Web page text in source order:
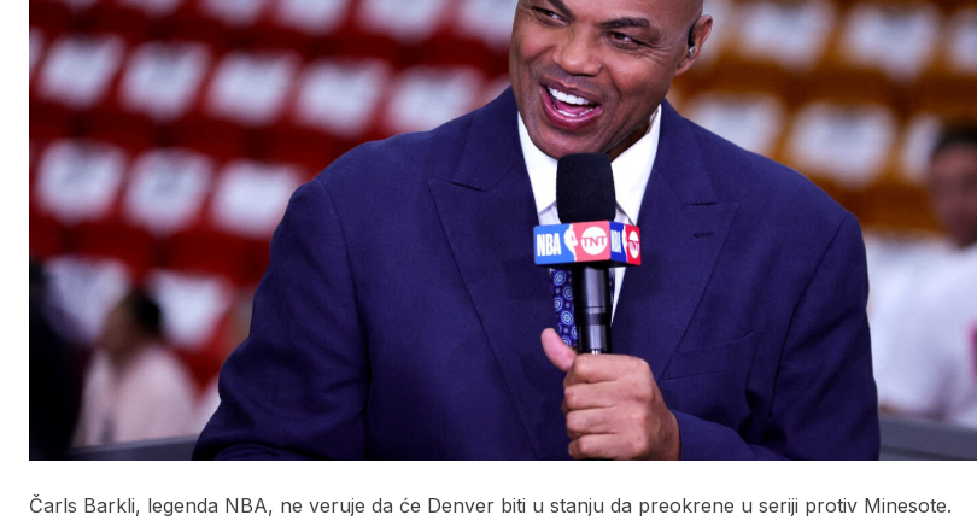
Čarls Barkli, legenda NBA, ne veruje da će Denver biti u stanju da preokrene u seriji protiv Minesote.